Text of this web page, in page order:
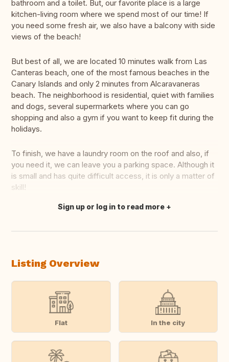
bathroom and a toilet. But, our favorite place is a large
kitchen-living room where we spend most of our time! If
you need some fresh air, we also have a balcony with side
views of the beach!
But best of all, we are located 10 minutes walk from Las
Canteras beach, one of the most famous beaches in the
Canary Islands and only 2 minutes from Alcaravaneras
beach. The neighborhood is residential, quiet with families
and dogs, several supermarkets where you can go
shopping and also a gym if you want to keep fit during the
holidays.
To finish, we have a laundry room on the roof and also, if
you need it, we can leave you a parking space. Although it
is small and has quite difficult access, it is only a matter of
skill!
Translate this
Sign up or log in to read more
Listing Overview
Flat In the city